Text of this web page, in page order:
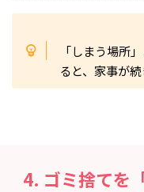
「しまう場所
ると、家事が続
4. ゴミ捨てを